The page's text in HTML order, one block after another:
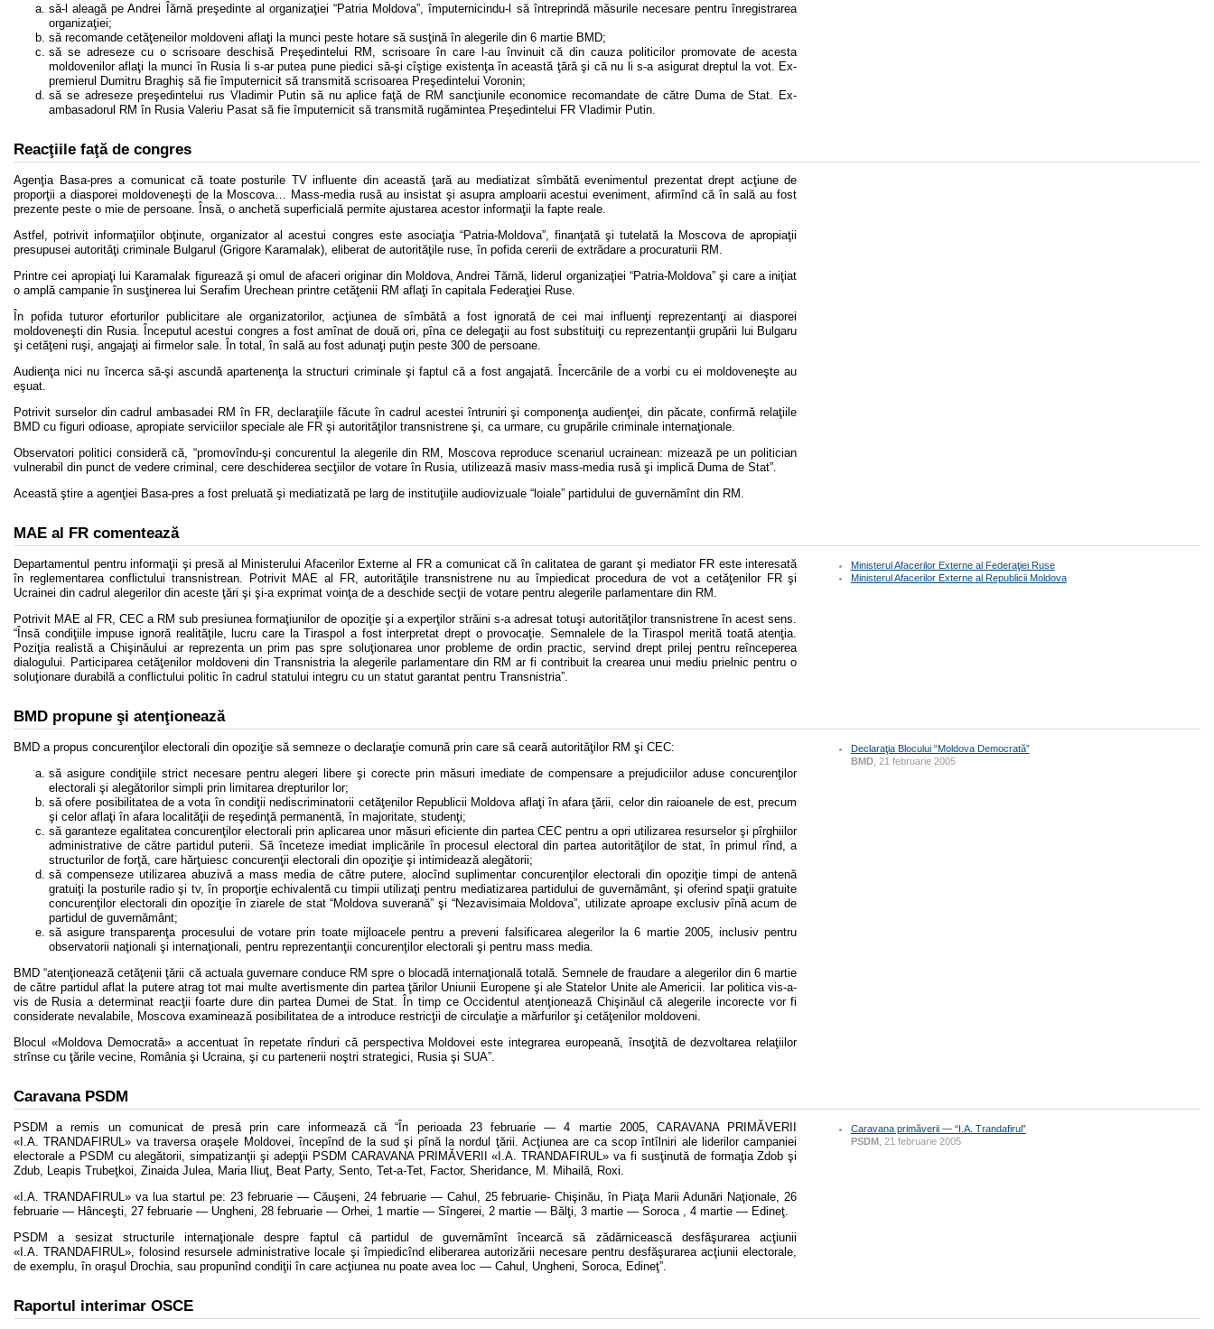
să-l aleagă pe Andrei Îărnă preşedinte al organizaţiei “Patria Moldova”, împuternicindu-l să întreprindă măsurile necesare pentru înregistrarea
organizaţiei;
să recomande cetăţeneilor moldoveni aflaţi la munci peste hotare să susţină în alegerile din 6 martie BMD;
să se adreseze cu o scrisoare deschisă Preşedintelui RM, scrisoare în care l-au învinuit că din cauza politicilor promovate de acesta
moldovenilor aflaţi la munci în Rusia li s-ar putea pune piedici să-şi cîştige existenţa în această ţără şi că nu li s-a asigurat dreptul la vot. Ex-
premierul Dumitru Braghiş să fie împuternicit să transmită scrisoarea Preşedintelui Voronin;
să se adreseze preşedintelui rus Vladimir Putin să nu aplice faţă de RM sancţiunile economice recomandate de către Duma de Stat. Ex-
ambasadorul RM în Rusia Valeriu Pasat să fie împuternicit să transmită rugămintea Preşedintelui FR Vladimir Putin.
Reacţiile faţă de congres
Agenţia Basa-pres a comunicat că toate posturile TV influente din această ţară au mediatizat sîmbătă evenimentul prezentat drept acţiune de
proporţii a diasporei moldoveneşti de la Moscova… Mass-media rusă au insistat şi asupra amploarii acestui eveniment, afirmînd că în sală au fost
prezente peste o mie de persoane. Însă, o anchetă superficială permite ajustarea acestor informaţii la fapte reale.
Astfel, potrivit informaţiilor obţinute, organizator al acestui congres este asociaţia “Patria-Moldova”, finanţată şi tutelată la Moscova de apropiaţii
presupusei autorităţi criminale Bulgarul (Grigore Karamalak), eliberat de autorităţile ruse, în pofida cererii de extrădare a procuraturii RM.
Printre cei apropiaţi lui Karamalak figurează şi omul de afaceri originar din Moldova, Andrei Tărnă, liderul organizaţiei “Patria-Moldova” şi care a iniţiat
o amplă campanie în susţinerea lui Serafim Urechean printre cetăţenii RM aflaţi în capitala Federaţiei Ruse.
În pofida tuturor eforturilor publicitare ale organizatorilor, acţiunea de sîmbătă a fost ignorată de cei mai influenţi reprezentanţi ai diasporei
moldoveneşti din Rusia. Începutul acestui congres a fost amînat de două ori, pîna ce delegaţii au fost substituiţi cu reprezentanţii grupării lui Bulgaru
şi cetăţeni ruşi, angajaţi ai firmelor sale. În total, în sală au fost adunaţi puţin peste 300 de persoane.
Audienţa nici nu încerca să-şi ascundă apartenenţa la structuri criminale şi faptul că a fost angajată. Încercările de a vorbi cu ei moldoveneşte au
eşuat.
Potrivit surselor din cadrul ambasadei RM în FR, declaraţiile făcute în cadrul acestei întruniri şi componenţa audienţei, din păcate, confirmă relaţiile
BMD cu figuri odioase, apropiate serviciilor speciale ale FR şi autorităţilor transnistrene şi, ca urmare, cu grupările criminale internaţionale.
Observatori politici consideră că, “promovîndu-şi concurentul la alegerile din RM, Moscova reproduce scenariul ucrainean: mizează pe un politician
vulnerabil din punct de vedere criminal, cere deschiderea secţiilor de votare în Rusia, utilizează masiv mass-media rusă şi implică Duma de Stat”.
Această ştire a agenţiei Basa-pres a fost preluată şi mediatizată pe larg de instituţiile audiovizuale “loiale” partidului de guvernămînt din RM.
MAE al FR comentează
Departamentul pentru informaţii şi presă al Ministerului Afacerilor Externe al FR a comunicat că în calitatea de garant şi mediator FR este interesată
în reglementarea conflictului transnistrean. Potrivit MAE al FR, autorităţile transnistrene nu au împiedicat procedura de vot a cetăţenilor FR şi
Ucrainei din cadrul alegerilor din aceste ţări şi şi-a exprimat voinţa de a deschide secţii de votare pentru alegerile parlamentare din RM.
Potrivit MAE al FR, CEC a RM sub presiunea formaţiunilor de opoziţie şi a experţilor străini s-a adresat totuşi autorităţilor transnistrene în acest sens.
“Însă condiţiile impuse ignoră realităţile, lucru care la Tiraspol a fost interpretat drept o provocaţie. Semnalele de la Tiraspol merită toată atenţia.
Poziţia realistă a Chişinăului ar reprezenta un prim pas spre soluţionarea unor probleme de ordin practic, servind drept prilej pentru reînceperea
dialogului. Participarea cetăţenilor moldoveni din Transnistria la alegerile parlamentare din RM ar fi contribuit la crearea unui mediu prielnic pentru o
soluţionare durabilă a conflictului politic în cadrul statului integru cu un statut garantat pentru Transnistria”.
Ministerul Afacerilor Externe al Federaţiei Ruse
Ministerul Afacerilor Externe al Republicii Moldova
BMD propune şi atenţionează
BMD a propus concurenţilor electorali din opoziţie să semneze o declaraţie comună prin care să ceară autorităţilor RM şi CEC:
să asigure condiţiile strict necesare pentru alegeri libere şi corecte prin măsuri imediate de compensare a prejudiciilor aduse concurenţilor
electorali şi alegătorilor simpli prin limitarea drepturilor lor;
să ofere posibilitatea de a vota în condiţii nediscriminatorii cetăţenilor Republicii Moldova aflaţi în afara ţării, celor din raioanele de est, precum
şi celor aflaţi în afara localităţii de reşedinţă permanentă, în majoritate, studenţi;
să garanteze egalitatea concurenţilor electorali prin aplicarea unor măsuri eficiente din partea CEC pentru a opri utilizarea resurselor şi pîrghiilor
administrative de către partidul puterii. Să înceteze imediat implicările în procesul electoral din partea autorităţilor de stat, în primul rînd, a
structurilor de forţă, care hărţuiesc concurenţii electorali din opoziţie şi intimidează alegătorii;
să compenseze utilizarea abuzivă a mass media de către putere, alocînd suplimentar concurenţilor electorali din opoziţie timpi de antenă
gratuiţi la posturile radio şi tv, în proporţie echivalentă cu timpii utilizaţi pentru mediatizarea partidului de guvernământ, şi oferind spaţii gratuite
concurenţilor electorali din opoziţie în ziarele de stat “Moldova suverană” şi “Nezavisimaia Moldova”, utilizate aproape exclusiv pînă acum de
partidul de guvernământ;
să asigure transparenţa procesului de votare prin toate mijloacele pentru a preveni falsificarea alegerilor la 6 martie 2005, inclusiv pentru
observatorii naţionali şi internaţionali, pentru reprezentanţii concurenţilor electorali şi pentru mass media.
BMD “atenţionează cetăţenii ţării că actuala guvernare conduce RM spre o blocadă internaţională totală. Semnele de fraudare a alegerilor din 6 martie
de către partidul aflat la putere atrag tot mai multe avertismente din partea ţărilor Uniunii Europene şi ale Statelor Unite ale Americii. Iar politica vis-a-
vis de Rusia a determinat reacţii foarte dure din partea Dumei de Stat. În timp ce Occidentul atenţionează Chişinăul că alegerile incorecte vor fi
considerate nevalabile, Moscova examinează posibilitatea de a introduce restricţii de circulaţie a mărfurilor şi cetăţenilor moldoveni.
Blocul «Moldova Democrată» a accentuat în repetate rînduri că perspectiva Moldovei este integrarea europeană, însoţită de dezvoltarea relaţiilor
strînse cu ţările vecine, România şi Ucraina, şi cu partenerii noştri strategici, Rusia şi SUA”.
Declaraţia Blocului “Moldova Democrată”
BMD, 21 februarie 2005
Caravana PSDM
PSDM a remis un comunicat de presă prin care informează că “În perioada 23 februarie — 4 martie 2005, CARAVANA PRIMĂVERII
«I.A. TRANDAFIRUL» va traversa oraşele Moldovei, începînd de la sud şi pînă la nordul ţării. Acţiunea are ca scop întîlniri ale liderilor campaniei
electorale a PSDM cu alegătorii, simpatizanţii şi adepţii PSDM CARAVANA PRIMĂVERII «I.A. TRANDAFIRUL» va fi susţinută de formaţia Zdob şi
Zdub, Leapis Trubeţkoi, Zinaida Julea, Maria Iliuţ, Beat Party, Sento, Tet-a-Tet, Factor, Sheridance, M. Mihailă, Roxi.
«I.A. TRANDAFIRUL» va lua startul pe: 23 februarie — Căuşeni, 24 februarie — Cahul, 25 februarie- Chişinău, în Piaţa Marii Adunări Naţionale, 26
februarie — Hânceşti, 27 februarie — Ungheni, 28 februarie — Orhei, 1 martie — Sîngerei, 2 martie — Bălţi, 3 martie — Soroca , 4 martie — Edineţ.
PSDM a sesizat structurile internaţionale despre faptul că partidul de guvernămînt încearcă să zădărnicească desfăşurarea acţiunii
«I.A. TRANDAFIRUL», folosind resursele administrative locale şi împiedicînd eliberarea autorizării necesare pentru desfăşurarea acţiunii electorale,
de exemplu, în oraşul Drochia, sau propunînd condiţii în care acţiunea nu poate avea loc — Cahul, Ungheni, Soroca, Edineţ”.
Caravana primăverii — “I.A. Trandafirul”
PSDM, 21 februarie 2005
Raportul interimar OSCE